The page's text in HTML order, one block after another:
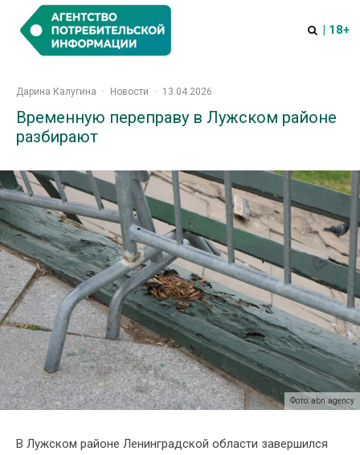
| 18+
Дарина Калугина · Новости · 13.04.2026
Временную переправу в Лужском районе
разбирают
Фото: abn.agency
В Лужском районе Ленинградской области завершился